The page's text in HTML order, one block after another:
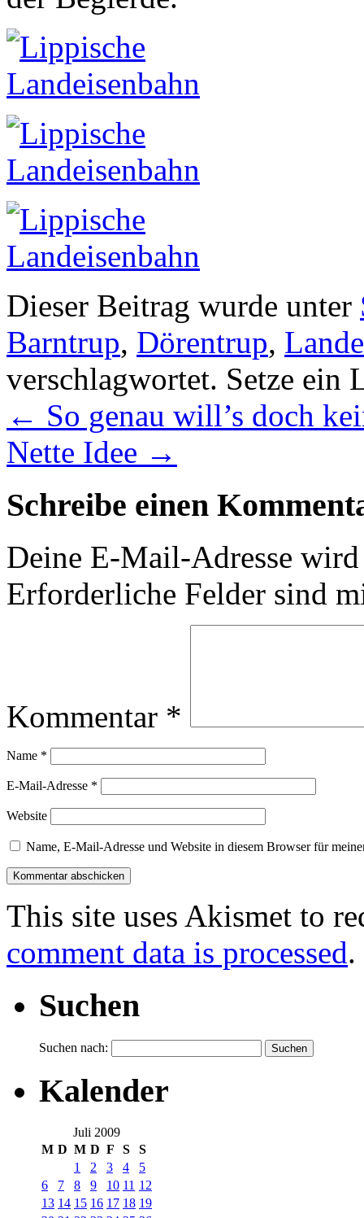
Dieser Beitrag wurde unter
Barntrup, Dörentrup,
verschlagwortet. Setze ein
← So genau will’s doch
Nette Idee →
Schreibe einen
Deine E-Mail-Adresse
Erforderliche Felder sind
Kommentar *
Name *
E-Mail-Adresse *
Website
Name, E-Mail-Adresse und Website in diesem Browser für
This site uses Akismet to
comment data is processed.
Suchen
Suchen nach:
Kalender
Juli 2009
M D M D F S
S
1
2 3 4
5
6
7 8 9 10 11 12
13 14 15 16 17 18 19